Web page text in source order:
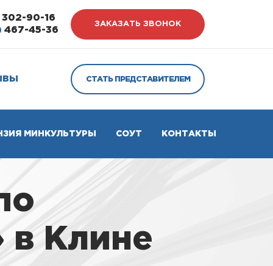
302-90-16
467-45-36
ЗАКАЗАТЬ ЗВОНОК
СТАТЬ ПРЕДСТАВИТЕЛЕМ
МИНКУЛЬТУРЫ СОУТ КОНТАКТЫ
в Клине